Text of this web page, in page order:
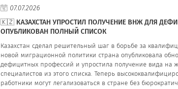
07.07.2026
🇰🇿 КАЗАХСТАН УПРОСТИЛ ПОЛУЧЕНИЕ ВНЖ ДЛЯ
ОПУБЛИКОВАН ПОЛНЫЙ СПИСОК
Казахстан сделал решительный шаг в борьбе за
новой миграционной политики страна опубликовала
дефицитных профессий и упростила получение вида на
специалистов из этого списка. Теперь
работники могут легализоваться в стране без